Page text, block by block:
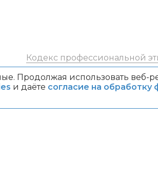
Кодекс профессиональной
Продолжая использовать веб-
и даёте согласие на обработку